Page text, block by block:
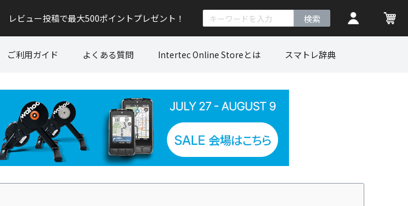
レビュー投稿で最大500ポイントプレゼント！
ご利用ガイド よくある質問 Intertec Online Storeとは スマトレ辞典